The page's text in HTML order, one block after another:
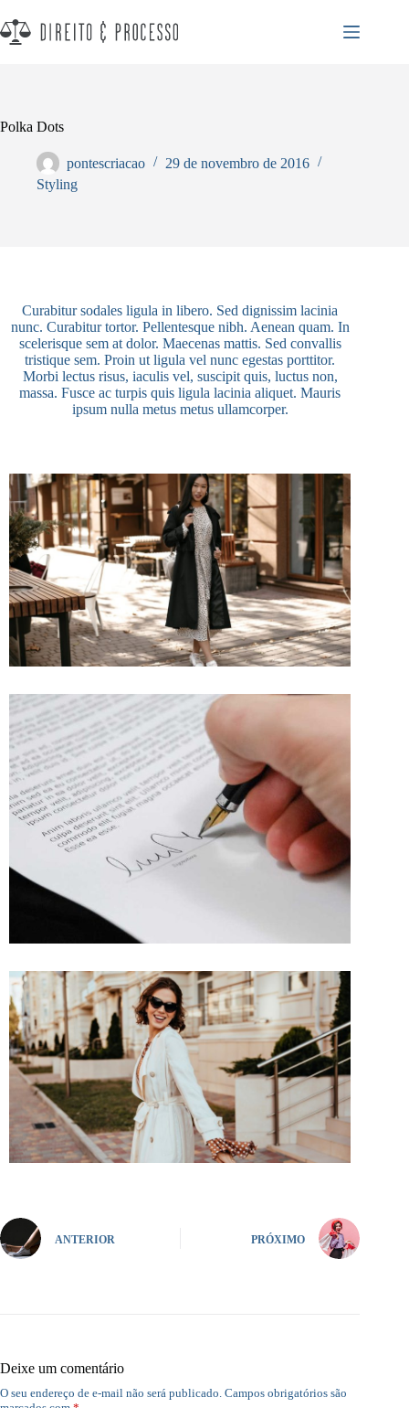
Polka Dots
pontescriacao
29 de novembro de 2016
Styling
Curabitur sodales ligula in libero. Sed dignissim lacinia
nunc. Curabitur tortor. Pellentesque nibh. Aenean quam. In
scelerisque sem at dolor. Maecenas mattis. Sed convallis
tristique sem. Proin ut ligula vel nunc egestas porttitor.
Morbi lectus risus, iaculis vel, suscipit quis, luctus non,
massa. Fusce ac turpis quis ligula lacinia aliquet. Mauris
ipsum nulla metus metus ullamcorper.
ANTERIOR PRÓXIMO
Deixe um comentário
O seu endereço de e-mail não será publicado. Campos obrigatórios são